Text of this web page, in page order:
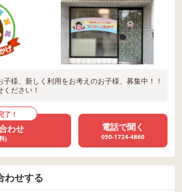
様、新しく利用をお考えのお子様、募集中！！
ださい！
了！
わせ
)
電話で聞く
050-1724-4860
わせする